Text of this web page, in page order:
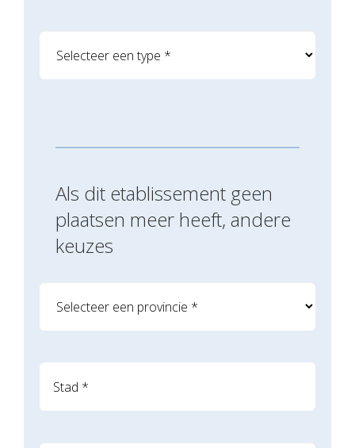
Als dit etablissement geen
plaatsen meer heeft, andere
keuzes